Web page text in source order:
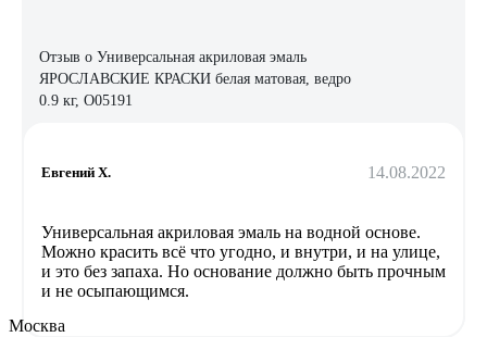
Отзыв о Универсальная акриловая эмаль
ЯРОСЛАВСКИЕ КРАСКИ белая матовая, ведро
0.9 кг, О05191
Евгений Х. 14.08.2022
Универсальная акриловая эмаль на водной основе.
Можно красить всё что угодно, и внутри, и на улице,
и это без запаха. Но основание должно быть прочным
и не осыпающимся.
Москва